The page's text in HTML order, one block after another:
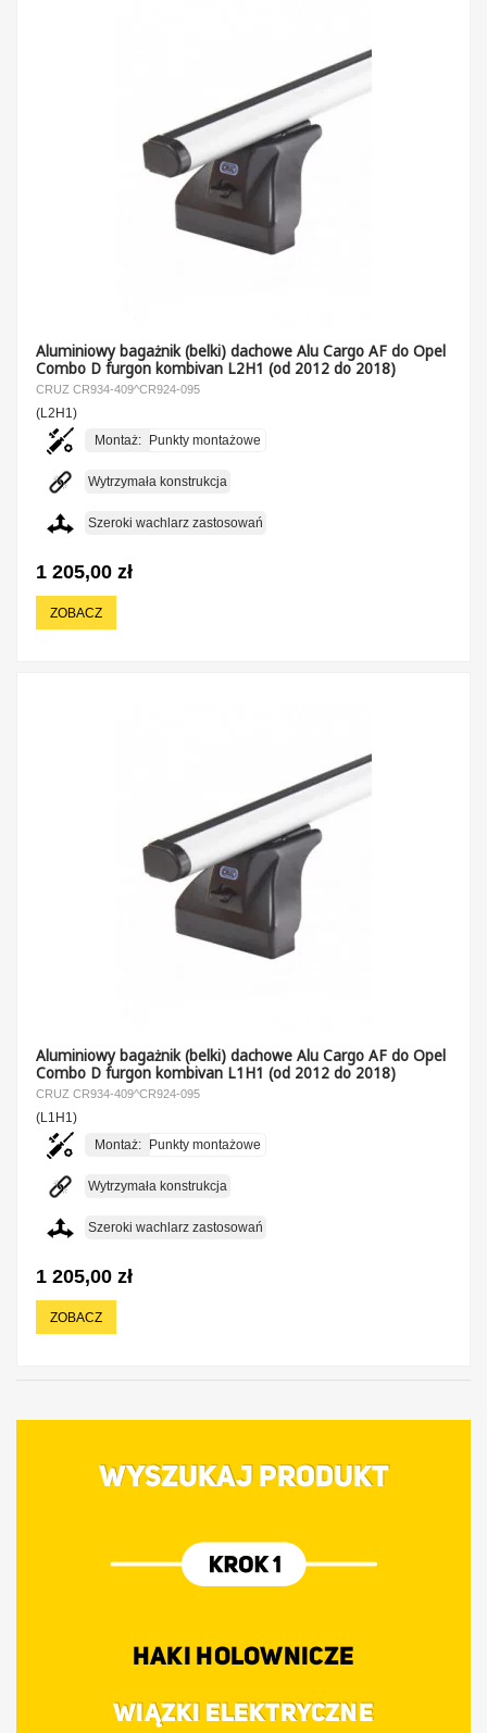
Aluminiowy bagażnik (belki) dachowe Alu Cargo AF do Opel
Combo D furgon kombivan L2H1 (od 2012 do 2018)
CRUZ CR934-409^CR924-095
(L2H1)
Montaż:
Punkty montażowe
Wytrzymała konstrukcja
Szeroki wachlarz zastosowań
1 205,00 zł
ZOBACZ
Aluminiowy bagażnik (belki) dachowe Alu Cargo AF do Opel
Combo D furgon kombivan L1H1 (od 2012 do 2018)
CRUZ CR934-409^CR924-095
(L1H1)
Montaż:
Punkty montażowe
Wytrzymała konstrukcja
Szeroki wachlarz zastosowań
1 205,00 zł
ZOBACZ
WYSZUKAJ PRODUKT
HAKI HOLOWNICZE
WIĄZKI ELEKTRYCZNE